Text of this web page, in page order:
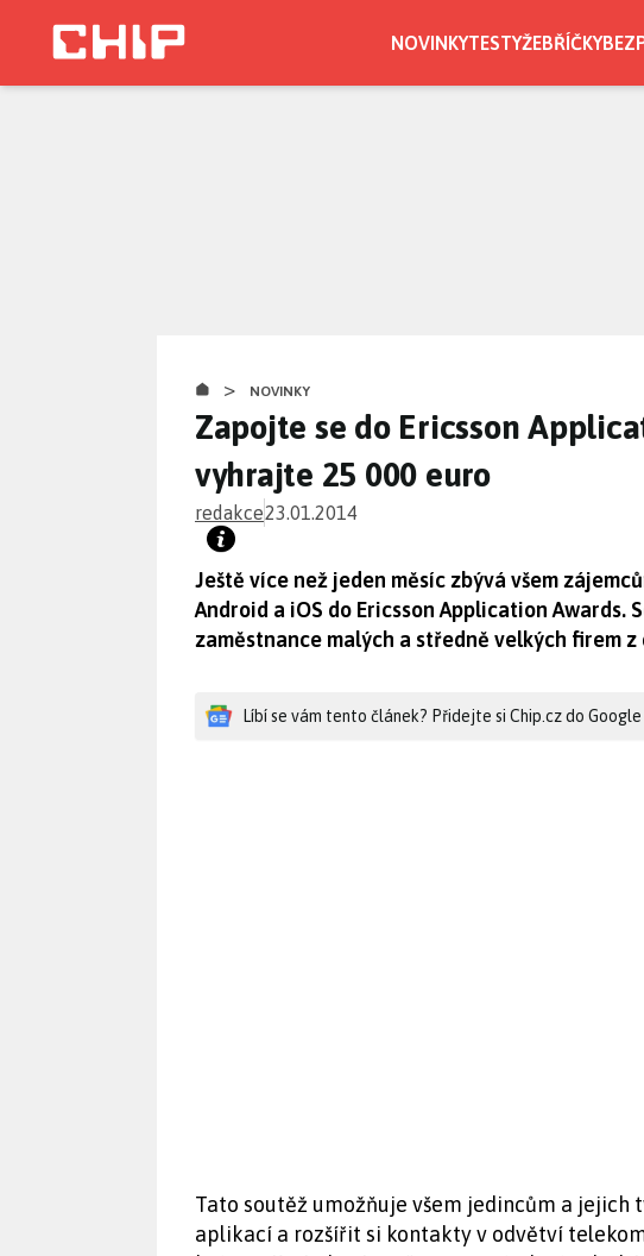
NOVINKYTESTYŽEBŘÍČKY
> NOVINKY
Zapojte se do Ericsson
vyhrajte 25 000 euro
redakce23.01.2014
Ještě více než jeden měsíc zbývá všem
Android a iOS do Ericsson Application Awards.
zaměstnance malých a středně velkých firem z
Líbí se vám tento článek? Přidejte si Chip.cz do Google
Tato soutěž umožňuje všem jedincům a
aplikací a rozšířit si kontakty v odvětví